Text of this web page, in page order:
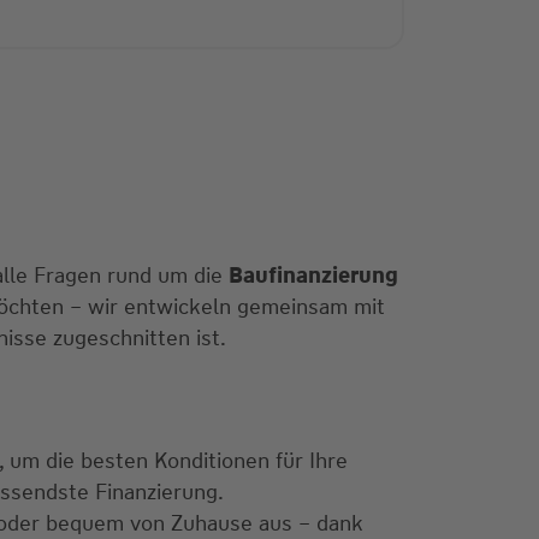
Fragen rund um die Baufinanzierung
– wir entwickeln gemeinsam mit
zugeschnitten ist.
, um die besten Konditionen für Ihre
Finanzierung.
bequem von Zuhause aus – dank